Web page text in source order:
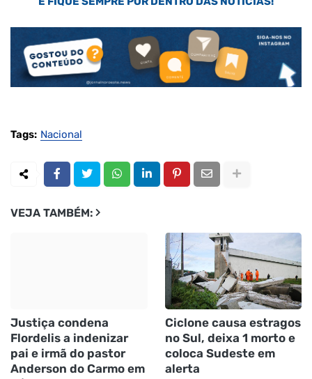
Tags: Nacional
VEJA TAMBÉM:
Justiça condena
Flordelis a indenizar
pai e irmã do pastor
Anderson do Carmo em
Ciclone causa estragos
no Sul, deixa 1 morto e
coloca Sudeste em
alerta